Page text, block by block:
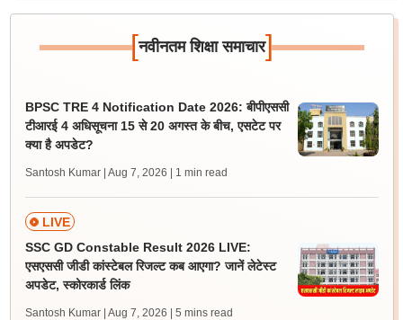
[नवीनतम शिक्षा समाचार]
BPSC TRE 4 Notification Date 2026: बीपीएससी
टीआरई 4 अधिसूचना 15 से 20 अगस्त के बीच, एसटेट पर
क्या है अपडेट?
Santosh Kumar | Aug 7, 2026 | 1 min read
LIVE
SSC GD Constable Result 2026 LIVE:
एसएससी जीडी कांस्टेबल रिजल्ट कब आएगा? जानें लेटेस्ट
अपडेट, स्कोरकार्ड लिंक
Santosh Kumar | Aug 7, 2026 | 5 mins read